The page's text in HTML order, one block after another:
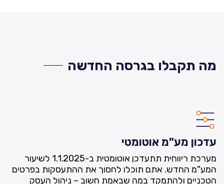
מה תקבלו בגרסה החדשה
עדכון מע"מ אוטומטי
מערכת ריווחית תתעדכן אוטומטית ב-1.1.2025 לשיעור
המע"מ החדש. אתם תוכלו לחסוך את ההתעסקות בפרטים
הטכניים ולהתמקד במה שבאמת חשוב – ניהול העסק